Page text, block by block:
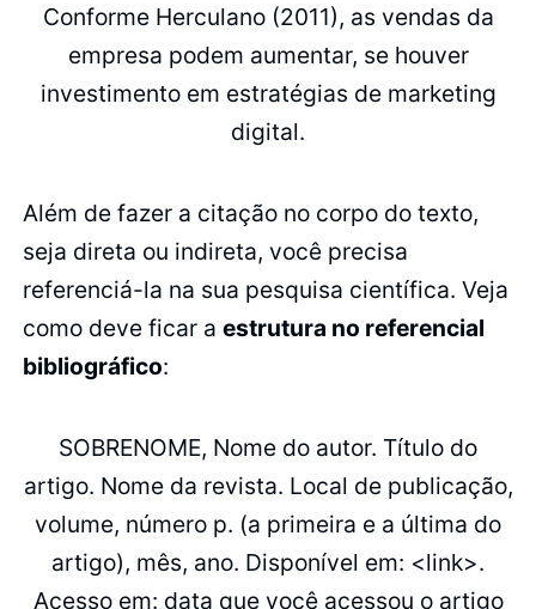
Conforme Herculano (2011), as vendas da
empresa podem aumentar, se houver
investimento em estratégias de marketing
digital.
Além de fazer a citação no corpo do texto,
seja direta ou indireta, você precisa
referenciá-la na sua pesquisa científica. Veja
como deve ficar aestrutura no referencial
bibliográfico:
SOBRENOME, Nome do autor. Título do
artigo. Nome da revista. Local de publicação,
volume, número p. (a primeira e a última do
artigo), mês, ano. Disponível em: <link>.
Acesso em: data que você acessou o artigo